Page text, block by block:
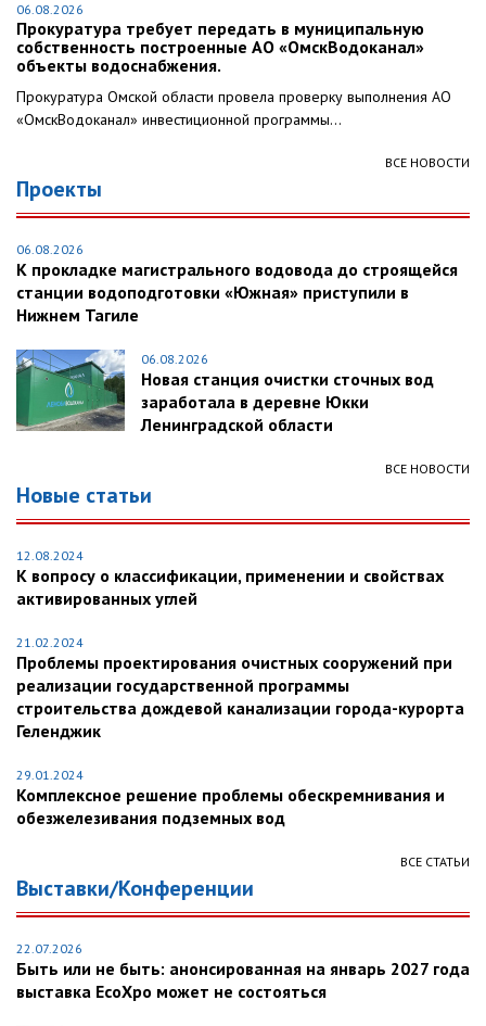
06.08.2026
Прокуратура требует передать в муниципальную
собственность построенные АО «ОмскВодоканал»
объекты водоснабжения.
Прокуратура Омской области провела проверку выполнения АО
«ОмскВодоканал» инвестиционной программы...
ВСЕ НОВОСТИ
Проекты
06.08.2026
К прокладке магистрального водовода до строящейся
станции водоподготовки «Южная» приступили в
Нижнем Тагиле
06.08.2026
Новая станция очистки сточных вод
заработала в деревне Юкки
Ленинградской области
ВСЕ НОВОСТИ
Новые статьи
12.08.2024
К вопросу о классификации, применении и свойствах
активированных углей
21.02.2024
Проблемы проектирования очистных сооружений при
реализации государственной программы
строительства дождевой канализации города-курорта
Геленджик
29.01.2024
Комплексное решение проблемы обескремнивания и
обезжелезивания подземных вод
ВСЕ СТАТЬИ
Выставки/Конференции
22.07.2026
Быть или не быть: анонсированная на январь 2027 года
выставка EcoXpo может не состояться